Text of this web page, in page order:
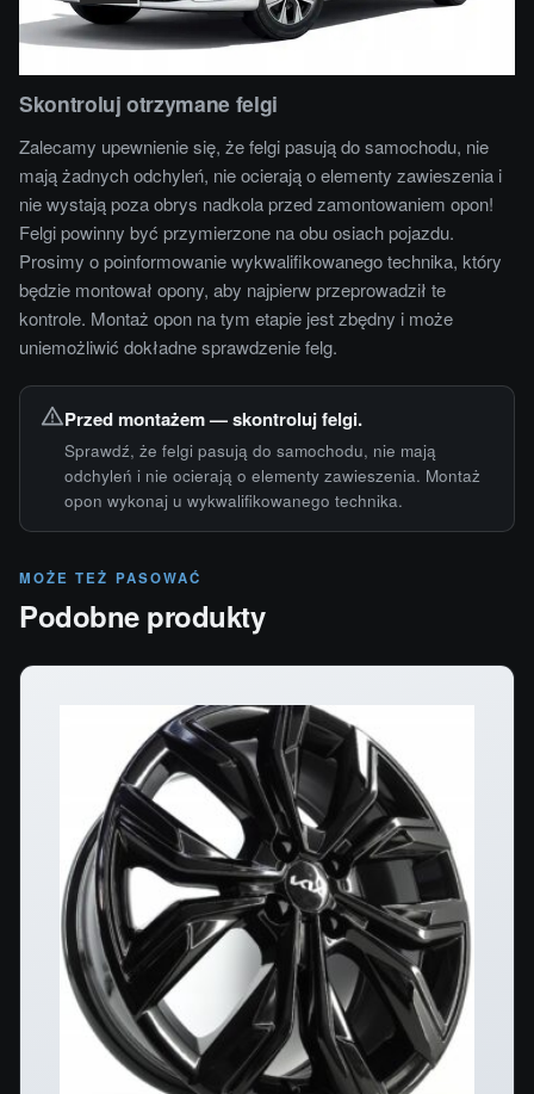
Skontroluj otrzymane felgi
Zalecamy upewnienie się, że felgi pasują do samochodu, nie
mają żadnych odchyleń, nie ocierają o elementy zawieszenia i
nie wystają poza obrys nadkola przed zamontowaniem opon!
Felgi powinny być przymierzone na obu osiach pojazdu.
Prosimy o poinformowanie wykwalifikowanego technika, który
będzie montował opony, aby najpierw przeprowadził te
kontrole. Montaż opon na tym etapie jest zbędny i może
uniemożliwić dokładne sprawdzenie felg.
Przed montażem — skontroluj felgi.
Sprawdź, że felgi pasują do samochodu, nie mają
odchyleń i nie ocierają o elementy zawieszenia. Montaż
opon wykonaj u wykwalifikowanego technika.
MOŻE TEŻ PASOWAĆ
Podobne produkty